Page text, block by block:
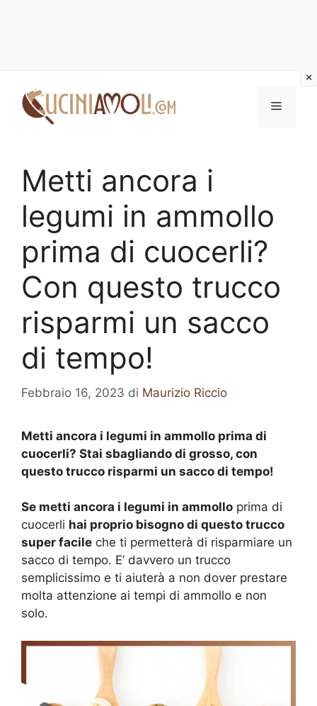
contenuto
Menu
Metti ancora i
legumi in ammollo
prima di cuocerli?
Con questo trucco
risparmi un sacco
di tempo!
Febbraio 16, 2023 di Maurizio Riccio
Metti ancora i legumi in ammollo prima di
cuocerli? Stai sbagliando di grosso, con
questo trucco risparmi un sacco di tempo!
Se metti ancora i legumi in ammollo prima di
cuocerli hai proprio bisogno di questo trucco
super facile che ti permetterà di risparmiare un
sacco di tempo. E’ davvero un trucco
semplicissimo e ti aiuterà a non dover prestare
molta attenzione ai tempi di ammollo e non
solo.